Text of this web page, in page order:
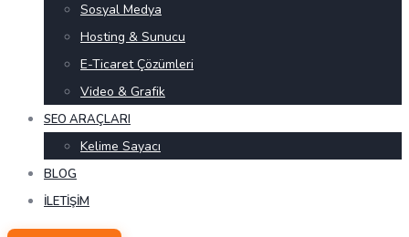
Sosyal Medya
Hosting & Sunucu
E-Ticaret Çözümleri
Video & Grafik
SEO ARAÇLARI
Kelime Sayacı
BLOG
İLETIŞIM